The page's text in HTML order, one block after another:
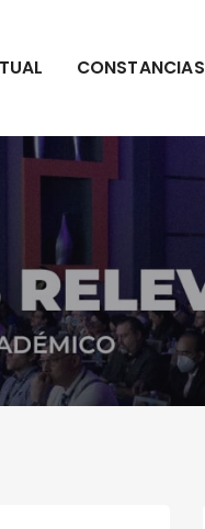
CONSTANCIAS